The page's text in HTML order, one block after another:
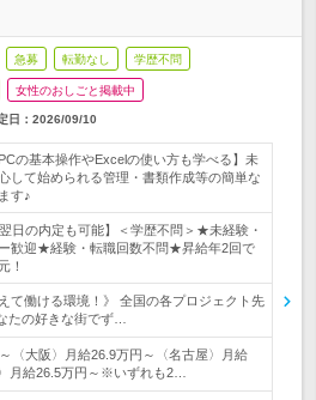
急募 転勤なし 学歴不問
女性のおしごと掲載中
日： 2026/09/10
の基本操作やExcelの使い方も学べる】未
して始められる管理・書類作成等の簡単な
す♪
翌日の内定も可能】＜学歴不問＞★未経験・
歓迎★経験・転職回数不問★昇給年2回で
！
て働ける環境！》 全国の各プロジェクト先
たの好きな街でず…
〈大阪〉月給26.9万円～〈名古屋〉月給
月給26.5万円～※いずれも2…